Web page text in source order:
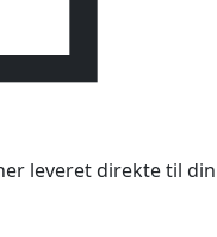
leveret direkte til din